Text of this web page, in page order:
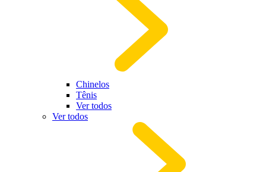
Chinelos
Tênis
Ver todos
Ver todos